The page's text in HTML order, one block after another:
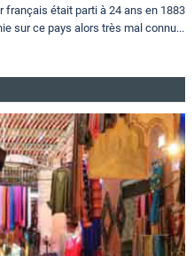
français était parti à 24 ans en 1883
sur ce pays alors très mal connu...